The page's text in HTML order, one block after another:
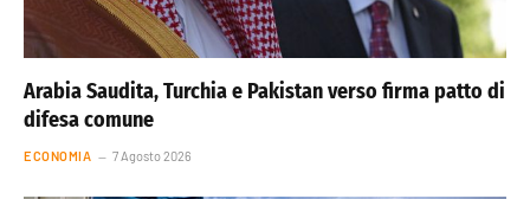
Arabia Saudita, Turchia e Pakistan verso firma patto di
difesa comune
ECONOMIA 7 Agosto 2026